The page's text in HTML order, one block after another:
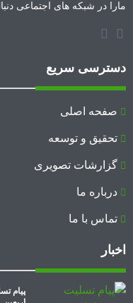
مارا در شبکه های اجتماعی
دسترسی سریع
صفحه اصلی
تحقیق و توسعه
گزارشات تصویری
درباره ما
تماس با ما
اخبار
پیام